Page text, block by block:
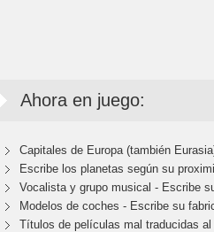
Ahora en juego:
Capitales de Europa (también
Escribe los planetas según su
Vocalista y grupo musical - Escribe
Modelos de coches - Escribe su
Títulos de películas mal traducidas al